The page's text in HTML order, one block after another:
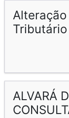
Tributário
ALVARÁ